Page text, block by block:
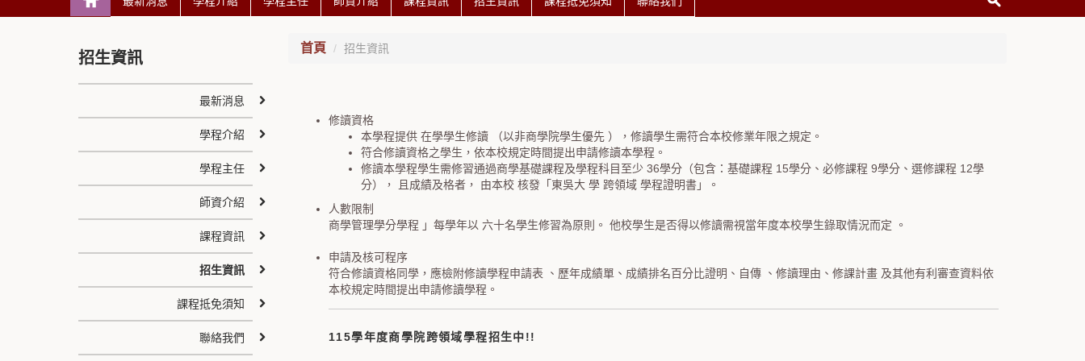
首頁 招生資訊
修讀資格
本學程提供 在學學生修讀 （以非商學院學生優先 ），修讀學生需符合本校修業年限之規定。
符合修讀資格之學生，依本校規定時間提出申請修讀本學程。
修讀本學程學生需修習通過商學基礎課程及學程科目至少 36學分（包含：基礎課程 15學分、必修課程 9學分、選修課程 12學
分）， 且成績及格者， 由本校 核發「東吳大 學 跨領域 學程證明書」。
人數限制
商學管理學分學程 」每學年以 六十名學生修習為原則。 他校學生是否得以修讀需視當年度本校學生錄取情況而定 。
申請及核可程序
符合修讀資格同學，應檢附修讀學程申請表 、歷年成績單、成績排名百分比證明、自傳 、修讀理由、修課計畫 及其他有利審查資料依
本校規定時間提出申請修讀學程。
115學年度商學院跨領域學程招生中!!
招生資訊
最新消息
學程介紹
學程主任
師資介紹
課程資訊
招生資訊
課程抵免須知
聯絡我們